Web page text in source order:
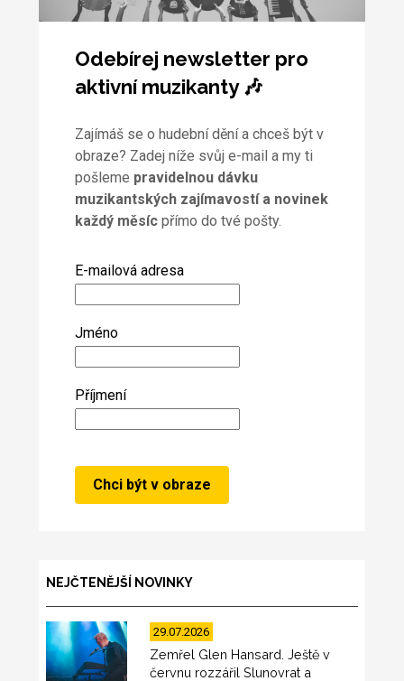
Odebírej newsletter pro
aktivní muzikanty 🎶
Zajímáš se o hudební dění a chceš být v
obraze? Zadej níže svůj e-mail a my ti
pošleme pravidelnou dávku
muzikantských zajímavostí a novinek
každý měsícpřímo do tvé pošty.
E-mailová adresa
Jméno
Příjmení
NEJČTENĚJŠÍ NOVINKY
29.07.2026
Zemřel Glen Hansard. Ještě v
červnu rozzářil Slunovrat a